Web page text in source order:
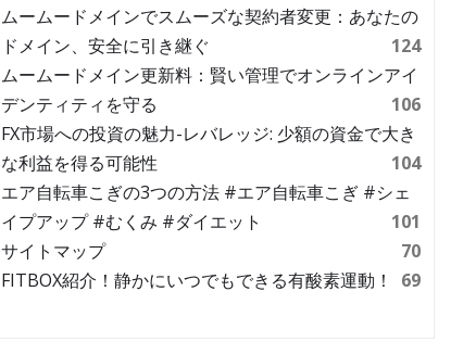
ムームードメインでスムーズな契約者変更：あなたの
ドメイン、安全に引き継ぐ
124
ムームードメイン更新料：賢い管理でオンラインアイ
デンティティを守る
106
FX市場への投資の魅力-レバレッジ: 少額の資金で大き
な利益を得る可能性
104
エア自転車こぎの3つの方法 #エア自転車こぎ #シェ
イプアップ #むくみ #ダイエット
101
サイトマップ
70
FITBOX紹介！静かにいつでもできる有酸素運動！
69